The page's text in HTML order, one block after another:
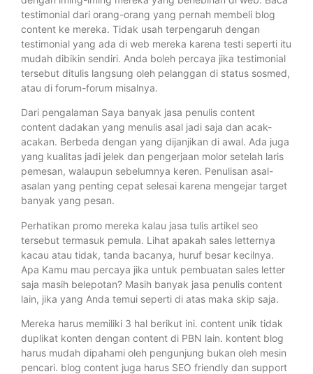
testimonial dari orang-orang yang pernah membeli blog
content ke mereka. Tidak usah terpengaruh dengan
testimonial yang ada di web mereka karena testi seperti itu
mudah dibikin sendiri. Anda boleh percaya jika testimonial
tersebut ditulis langsung oleh pelanggan di status sosmed,
atau di forum-forum misalnya.
Dari pengalaman Saya banyak jasa penulis content
content dadakan yang menulis asal jadi saja dan acak-
acakan. Berbeda dengan yang dijanjikan di awal. Ada juga
yang kualitas jadi jelek dan pengerjaan molor setelah laris
pemesan, walaupun sebelumnya keren. Penulisan asal-
asalan yang penting cepat selesai karena mengejar target
banyak yang pesan.
Perhatikan promo mereka kalau jasa tulis artikel seo
tersebut termasuk pemula. Lihat apakah sales letternya
kacau atau tidak, tanda bacanya, huruf besar kecilnya.
Apa Kamu mau percaya jika untuk pembuatan sales letter
saja masih belepotan? Masih banyak jasa penulis content
lain, jika yang Anda temui seperti di atas maka skip saja.
Mereka harus memiliki 3 hal berikut ini. content unik tidak
duplikat konten dengan content di PBN lain. kontent blog
harus mudah dipahami oleh pengunjung bukan oleh mesin
pencari. blog content juga harus SEO friendly dan support